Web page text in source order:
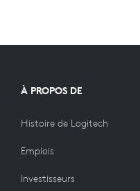
À PROPOS DE
Histoire de Logitech
Emplois
Investisseurs